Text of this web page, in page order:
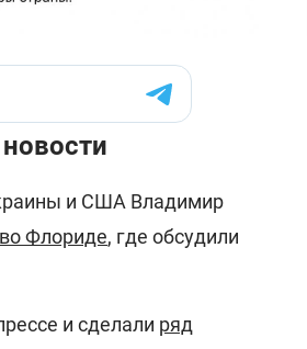
и США Владимир
Флориде, где обсудили
и сделали ряд